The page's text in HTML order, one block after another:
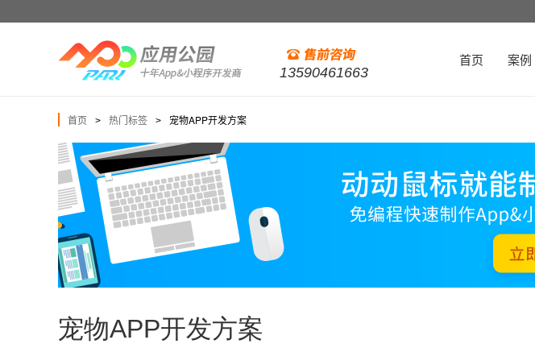
13590461663
首页 案例
首页 > 热门标签 > 宠物APP开发方案
宠物APP开发方案